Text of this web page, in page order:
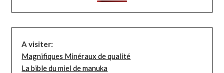
A visiter:
Magnifiques Minéraux de qualité
La bible du miel de manuka